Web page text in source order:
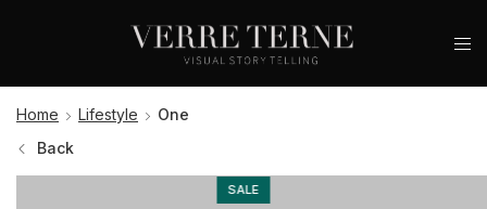
Home Lifestyle
One
Back
SALE